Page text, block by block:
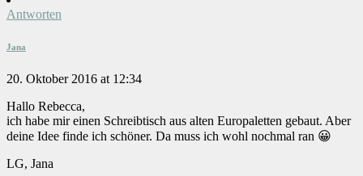
Antworten
Jana
20. Oktober 2016 at 12:34
Hallo Rebecca,
ich habe mir einen Schreibtisch aus alten Europaletten gebaut. Aber
deine Idee finde ich schöner. Da muss ich wohl nochmal ran 😀
LG, Jana